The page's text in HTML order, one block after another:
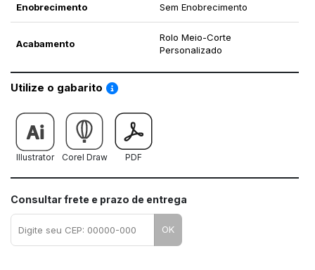
Enobrecimento Sem Enobrecimento
Acabamento
Rolo Meio-Corte
Personalizado
Utilize o gabarito Saiba como utilizar os nossos gabaritos
Illustrator Corel Draw PDF
Consultar frete e prazo de entrega
OK